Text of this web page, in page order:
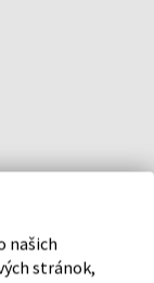
našich
stránok,